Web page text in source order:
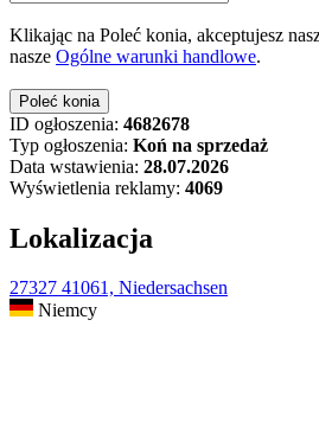
Klikając na Poleć konia, akceptujesz
nasze Ogólne warunki handlowe.
ID ogłoszenia: 4682678
Typ ogłoszenia: Koń na sprzedaż
Data wstawienia: 28.07.2026
Wyświetlenia reklamy: 4069
Lokalizacja
27327 41061, Niedersachsen
Niemcy